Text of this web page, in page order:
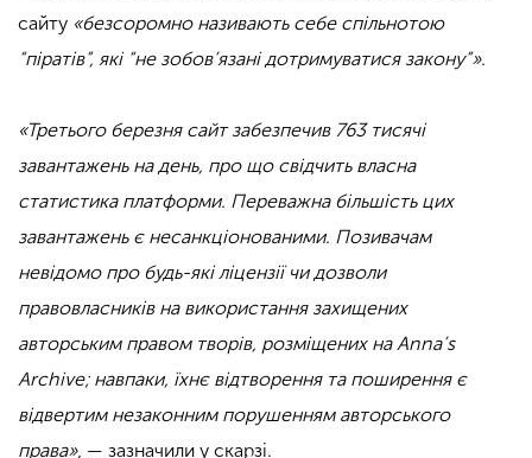
сайту «безсоромно називають себе спільнотою
“піратів”, які “не зобов’язані дотримуватися закону”».
«Третього березня сайт забезпечив 763 тисячі
завантажень на день, про що свідчить власна
статистика платформи. Переважна більшість цих
завантажень є несанкціонованими. Позивачам
невідомо про будь-які ліцензії чи дозволи
правовласників на використання захищених
авторським правом творів, розміщених на Anna’s
Archive; навпаки, їхнє відтворення та поширення є
відвертим незаконним порушенням авторського
права», — зазначили у скарзі.